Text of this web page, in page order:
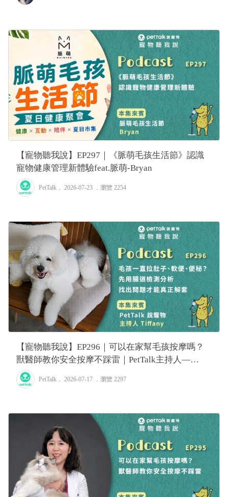
【寵物聽我說】EP297｜《脈萌毛孩生活節》認識
寵物健康管理新體驗feat.脈萌-Bryan
PetTalk ． 2026-07-23 ． 瀏覽 2254
【寵物聽我說】EP296｜可以在家幫毛孩按摩嗎？
獸醫師教你安全按摩不踩雷｜PetTalk主持人—
Tiffany
PetTalk ． 2026-07-17 ． 瀏覽 2297